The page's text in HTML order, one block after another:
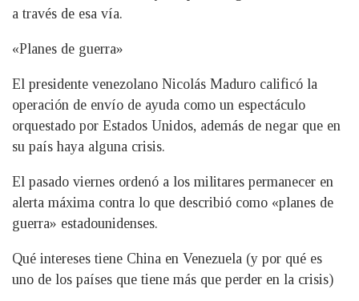
a través de esa vía.
«Planes de guerra»
El presidente venezolano Nicolás Maduro calificó la
operación de envío de ayuda como un espectáculo
orquestado por Estados Unidos, además de negar que en
su país haya alguna crisis.
El pasado viernes ordenó a los militares permanecer en
alerta máxima contra lo que describió como «planes de
guerra» estadounidenses.
Qué intereses tiene China en Venezuela (y por qué es
uno de los países que tiene más que perder en la crisis)